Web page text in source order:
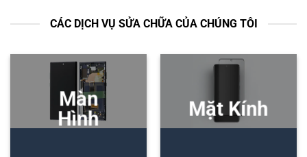
CÁC DỊCH VỤ SỬA CHỮA CỦA CHÚNG TÔI
Màn
Hình
Mặt Kính